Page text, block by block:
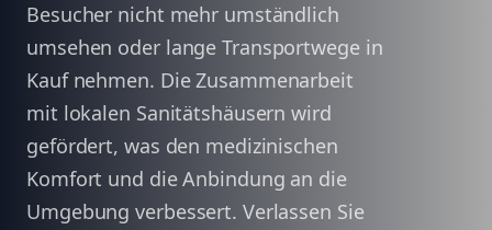
Besucher nicht mehr umständlich
umsehen oder lange Transportwege in
Kauf nehmen. Die Zusammenarbeit
mit lokalen Sanitätshäusern wird
gefördert, was den medizinischen
Komfort und die Anbindung an die
Umgebung verbessert. Verlassen Sie